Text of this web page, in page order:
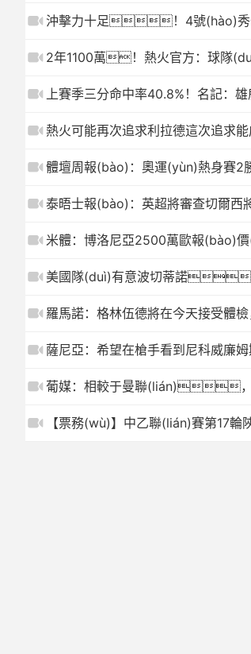
沖擊力十足！4號(hào)秀
2年1100萬！熱火官方：球隊
上賽季三分命中率40.8%！名記：
熱火可能再次追求利拉德這次追求能
體壇周報(bào)：奧運(yùn)熱身賽
泰晤士報(bào)：英超將審查切爾西
米體：博洛尼亞2500萬歐報(bào)
美國隊(duì)有意波切蒂諾
羅馬諾：格林伍德將在今天接受體
薩尼亞：希望在槍手看到尼科威
葡媒：相較于曼聯(lián)，
【票務(wù)】中乙聯(lián)賽第17